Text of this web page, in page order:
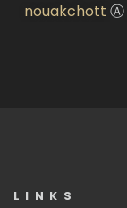
nouakchott Ⓐ
LINKS